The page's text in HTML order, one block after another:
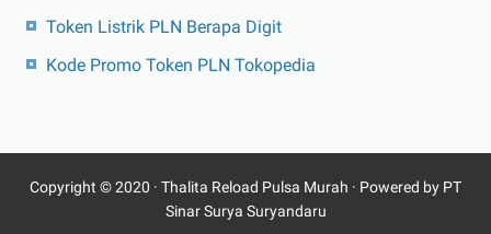
Token Listrik PLN Berapa Digit
Kode Promo Token PLN Tokopedia
Copyright © 2020 · Thalita Reload Pulsa Murah · Powered by PT
Sinar Surya Suryandaru